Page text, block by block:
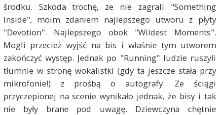
środku. Szkoda trochę, że nie zagrali "Something
Inside", moim zdaniem najlepszego utworu z płyty
"Devotion". Najlepszego obok "Wildest Moments".
Mogli przecież wyjść na bis i właśnie tym utworem
zakończyć występ. Jednak po "Running" ludzie ruszyli
tłumnie w stronę wokalistki (gdy ta jeszcze stała przy
mikrofonie!) z prośbą o autografy. Ze ściągi
przyczepionej na scenie wynikało jednak, że bisy i tak
nie były brane pod uwagę. Dziewczyna chętnie